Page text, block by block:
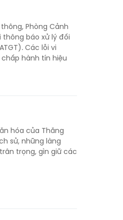
Phòng Cảnh
thông báo xử lý đối
Các lỗi vi
hành tín hiệu
hóa của Thăng
sử, những làng
trọng, gìn giữ các